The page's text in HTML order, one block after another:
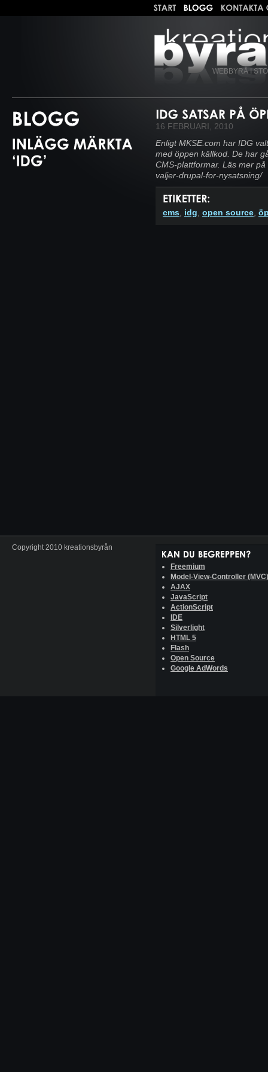
WEBBYRÅ I
16 FEBRUARI, 2010
Enligt MKSE.com har IDG
med öppen källkod. De har
CMS-plattformar. Läs mer
valjer-drupal-for-nysatsning/
cms idg open source
Copyright 2010 kreationsbyrån
Freemium
Model-View-Controller (MVC)
AJAX
JavaScript
ActionScript
IDE
Silverlight
HTML 5
Flash
Open Source
Google AdWords